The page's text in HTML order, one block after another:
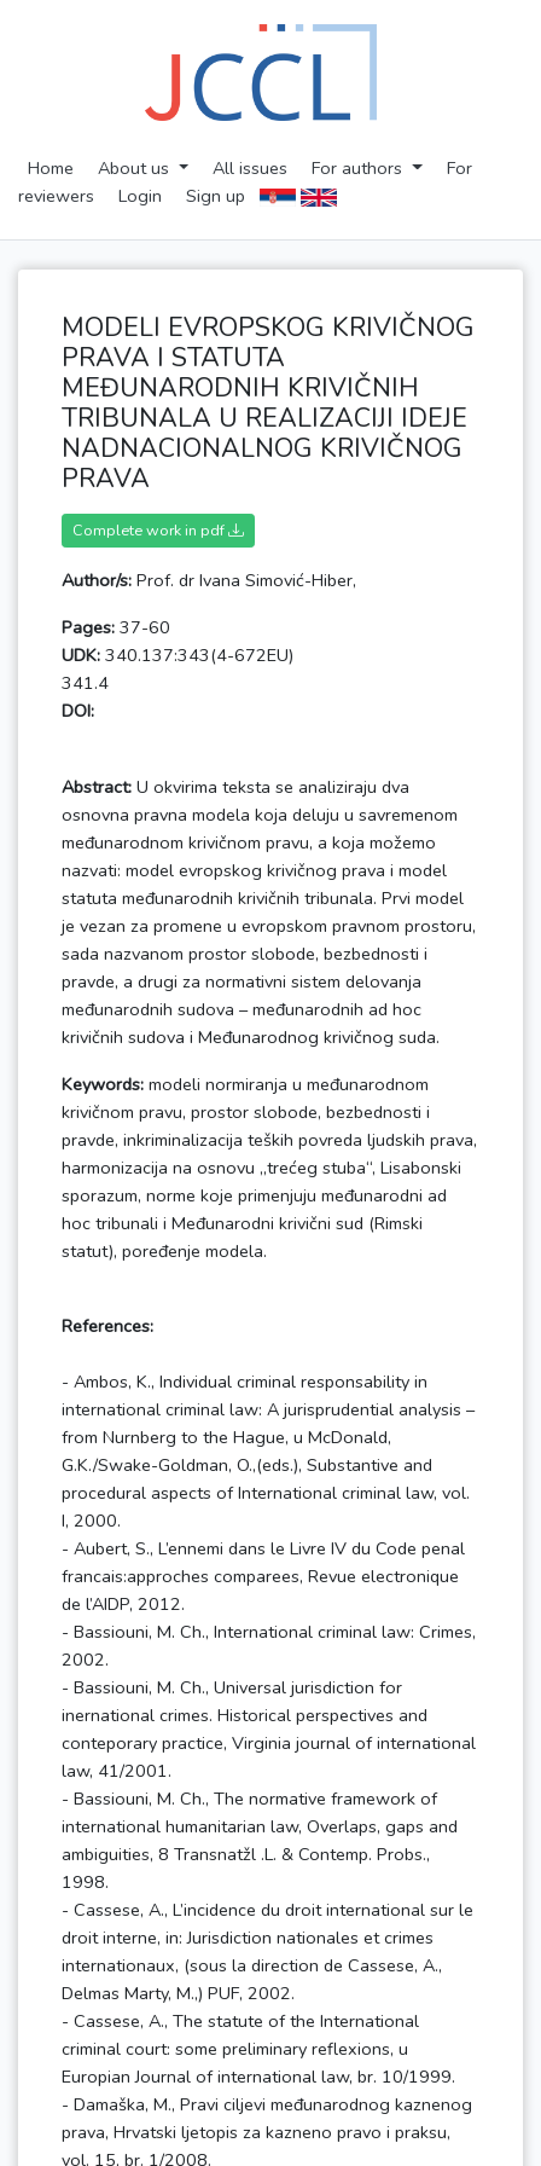
Home About us All issues For authors
For
reviewers
Login Sign up
MODELI EVROPSKOG KRIVIČNOG
PRAVA I STATUTA
MEĐUNARODNIH KRIVIČNIH
TRIBUNALA U REALIZACIJI IDEJE
NADNACIONALNOG KRIVIČNOG
PRAVA
Complete work in pdf
Author/s: Prof. dr Ivana Simović-Hiber,
Pages: 37-60
UDK: 340.137:343(4-672EU)
341.4
DOI:
Abstract: U okvirima teksta se analiziraju dva
osnovna pravna modela koja deluju u savremenom
međunarodnom krivičnom pravu, a koja možemo
nazvati: model evropskog krivičnog prava i model
statuta međunarodnih krivičnih tribunala. Prvi model
je vezan za promene u evropskom pravnom prostoru,
sada nazvanom prostor slobode, bezbednosti i
pravde, a drugi za normativni sistem delovanja
međunarodnih sudova – međunarodnih ad hoc
krivičnih sudova i Međunarodnog krivičnog suda.
Keywords: modeli normiranja u međunarodnom
krivičnom pravu, prostor slobode, bezbednosti i
pravde, inkriminalizacija teških povreda ljudskih prava,
harmonizacija na osnovu „trećeg stuba“, Lisabonski
sporazum, norme koje primenjuju međunarodni ad
hoc tribunali i Međunarodni krivični sud (Rimski
statut), poređenje modela.
References:
- Ambos, K., Individual criminal responsability in
international criminal law: A jurisprudential analysis –
from Nurnberg to the Hague, u McDonald,
G.K./Swake-Goldman, O.,(eds.), Substantive and
procedural aspects of International criminal law, vol.
I, 2000.
- Aubert, S., L’ennemi dans le Livre IV du Code penal
francais:approches comparees, Revue electronique
de l’AIDP, 2012.
- Bassiouni, M. Ch., International criminal law: Crimes,
2002.
- Bassiouni, M. Ch., Universal jurisdiction for
inernational crimes. Historical perspectives and
conteporary practice, Virginia journal of international
law, 41/2001.
- Bassiouni, M. Ch., The normative framework of
international humanitarian law, Overlaps, gaps and
ambiguities, 8 Transnatžl .L. & Contemp. Probs.,
1998.
- Cassese, A., L’incidence du droit international sur le
droit interne, in: Jurisdiction nationales et crimes
internationaux, (sous la direction de Cassese, A.,
Delmas Marty, M.,) PUF, 2002.
- Cassese, A., The statute of the International
criminal court: some preliminary reflexions, u
Europian Journal of international law, br. 10/1999.
- Damaška, M., Pravi ciljevi međunarodnog kaznenog
prava, Hrvatski ljetopis za kazneno pravo i praksu,
vol. 15, br. 1/2008.